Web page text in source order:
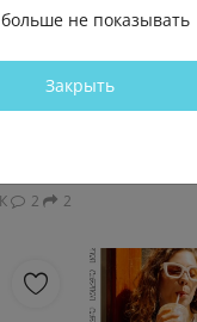
2 2
🌦
воздух в
прогреется
не показывать
Закрыть